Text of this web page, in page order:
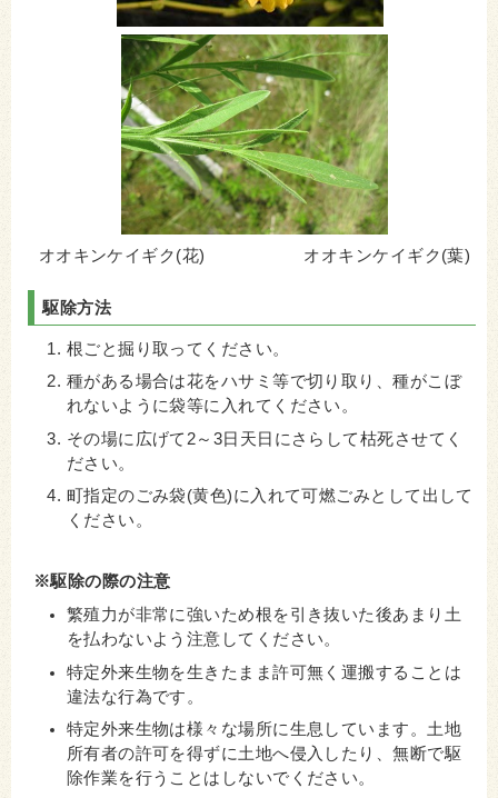
オオキンケイギク(花) オオキンケイギク(葉)
駆除方法
根ごと掘り取ってください。
種がある場合は花をハサミ等で切り取り、種がこぼ
れないように袋等に入れてください。
その場に広げて2～3日天日にさらして枯死させてく
ださい。
町指定のごみ袋(黄色)に入れて可燃ごみとして出して
ください。
※駆除の際の注意
繁殖力が非常に強いため根を引き抜いた後あまり土
を払わないよう注意してください。
特定外来生物を生きたまま許可無く運搬することは
違法な行為です。
特定外来生物は様々な場所に生息しています。土地
所有者の許可を得ずに土地へ侵入したり、無断で駆
除作業を行うことはしないでください。